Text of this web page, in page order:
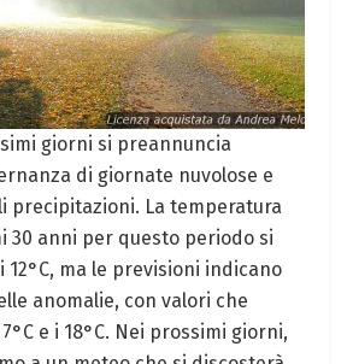
giorni si ​preannuncia
di giornate⁣ nuvolose e
precipitazioni. La temperatura
30 anni per questo periodo ‍si
ma le previsioni indicano
‍anomalie, con valori che
e ‌i 18°C. Nei prossimi⁢ giorni,